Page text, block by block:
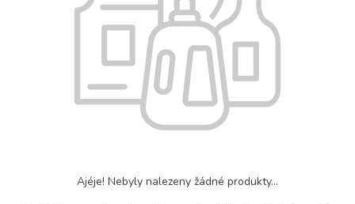
Ajéje! Nebyly nalezeny žádné produkty...